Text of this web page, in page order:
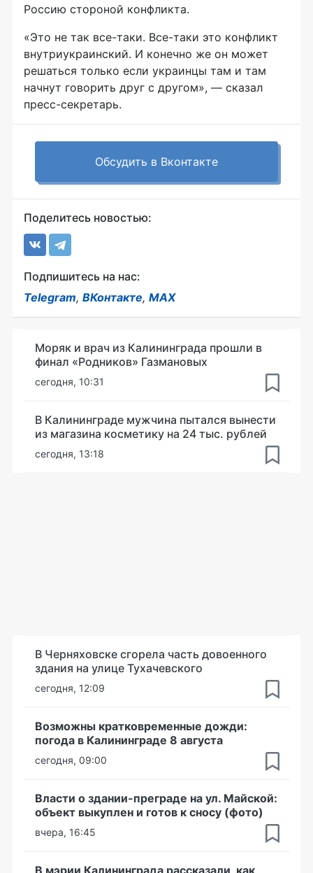
Россию стороной конфликта.
«Это не так все-таки. Все-таки это конфликт
внутриукраинский. И конечно же он может
решаться только если украинцы там и там
начнут говорить друг с другом», — сказал
пресс-секретарь.
Обсудить в Вконтакте
Поделитесь новостью:
Подпишитесь на нас:
Telegram, ВКонтакте, MAX
Моряк и врач из Калининграда прошли в
финал «Родников» Газмановых
сегодня, 10:31
В Калининграде мужчина пытался вынести
из магазина косметику на 24 тыс. рублей
сегодня, 13:18
В Черняховске сгорела часть довоенного
здания на улице Тухачевского
сегодня, 12:09
Возможны кратковременные дожди:
погода в Калининграде 8 августа
сегодня, 09:00
Власти о здании-преграде на ул. Майской:
объект выкуплен и готов к сносу (фото)
вчера, 16:45
В мэрии Калининграда рассказали, как